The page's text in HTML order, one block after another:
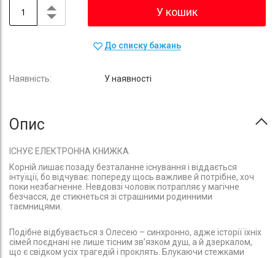
У кошик
До списку бажань
У наявності
Опис
ІСНУЄ ЕЛЕКТРОННА КНИЖКА
Корній лишає позаду безталанне існування і віддається
інтуїції, бо відчуває: попереду щось важливе й потрібне, хоч
поки незбагненне. Невдовзі чоловік потрапляє у магічне
безчасся, де стикнеться зі страшними родинними
таємницями.
Подібне відбувається з Олесею – синхронно, адже історії їхніх
сімей поєднані не лише тісним зв’язком душ, а й дзеркалом,
що є свідком усіх трагедій і проклять. Блукаючи стежками